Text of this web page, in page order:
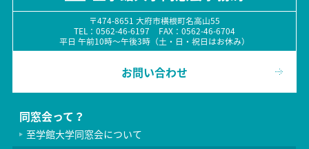
〒474-8651 大府市横根町名高山55
TEL：0562-46-6197 FAX：0562-46-6704
平日 午前10時〜午後3時（土・日・祝日はお休み）
お問い合わせ
同窓会って？
至学館大学同窓会について